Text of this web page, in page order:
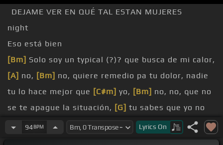
DEJAME VER EN QUÉ TAL ESTAN MUJERES
night
Eso está bien
[Bm] Solo soy un typical (?)? que busca de mi calor,
[A] no, [Bm] no, quiere remedio pa tu dolor, nadie
tu lo hace mejor que [C#m] yo, [Bm] no, no, que no
se te apague la situación, [G] tu sabes que yo no
te dejo plantao, [A]calmao, que yo voy camino, no,
no, que yo quiero cumplir, si tu me llamas,
94BPM Lyrics On